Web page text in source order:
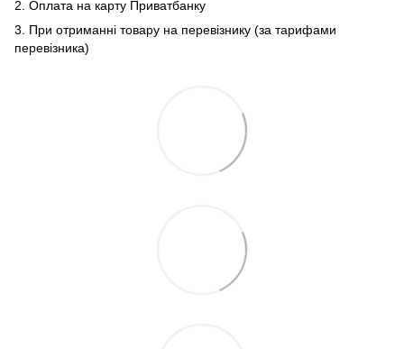
2. Оплата на карту Приватбанку
3. При отриманні товару на перевізнику (за тарифами
перевізника)